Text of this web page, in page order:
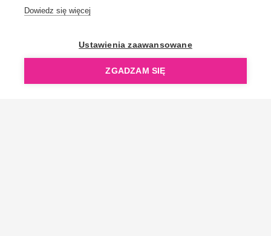
Dowiedz się więcej
Ustawienia zaawansowane
ZGADZAM SIĘ
OpenGift jest częścią ReflectGroup.